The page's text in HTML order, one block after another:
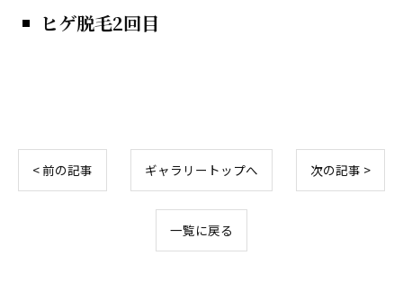
ヒゲ脱毛2回目
< 前の記事 ギャラリートップへ 次の記事 >
一覧に戻る